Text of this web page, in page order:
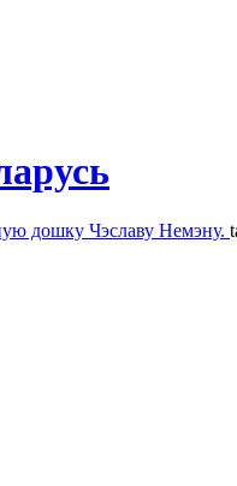
дошку Чэславу Немэну.